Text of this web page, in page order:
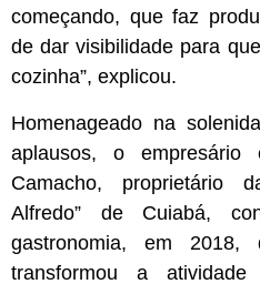
começando, que faz
de dar visibilidade para
cozinha”, explicou.
Homenageado na
aplausos, o empresário
Camacho, proprietário
Alfredo” de Cuiabá,
gastronomia, em
transformou a